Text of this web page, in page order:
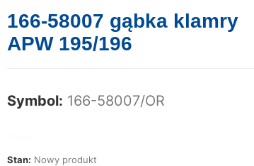
166-58007 gąbka klamry
APW 195/196
Symbol: 166-58007/OR
Stan: Nowy produkt